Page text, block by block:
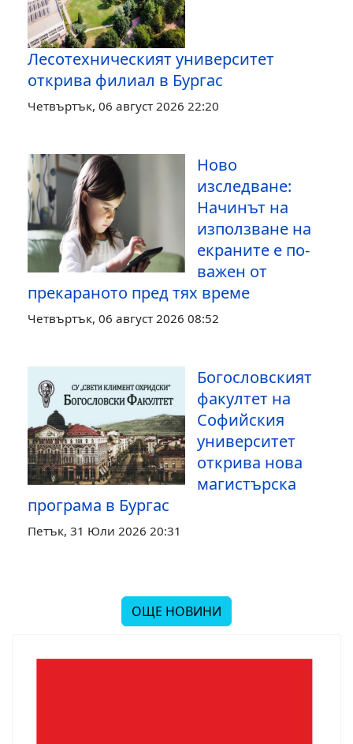
Лесотехническият университет
открива филиал в Бургас
Четвъртък, 06 август 2026 22:20
Ново
изследване:
Начинът на
използване на
екраните е по-
важен от
прекараното пред тях време
Четвъртък, 06 август 2026 08:52
Богословският
факултет на
Софийския
университет
открива нова
магистърска
програма в Бургас
Петък, 31 Юли 2026 20:31
ОЩЕ НОВИНИ